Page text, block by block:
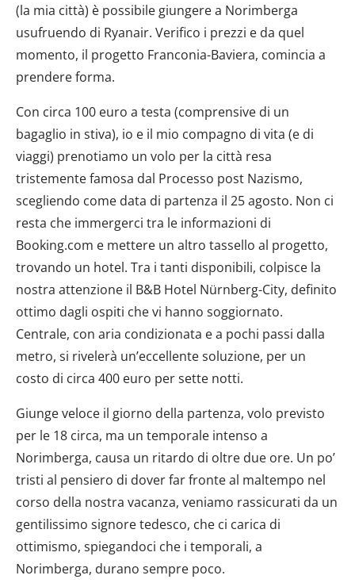
(la mia città) è possibile giungere a Norimberga
usufruendo di Ryanair. Verifico i prezzi e da quel
momento, il progetto Franconia-Baviera, comincia a
prendere forma.
Con circa 100 euro a testa (comprensive di un
bagaglio in stiva), io e il mio compagno di vita (e di
viaggi) prenotiamo un volo per la città resa
tristemente famosa dal Processo post Nazismo,
scegliendo come data di partenza il 25 agosto. Non ci
resta che immergerci tra le informazioni di
Booking.com e mettere un altro tassello al progetto,
trovando un hotel. Tra i tanti disponibili, colpisce la
nostra attenzione il B&B Hotel Nürnberg-City, definito
ottimo dagli ospiti che vi hanno soggiornato.
Centrale, con aria condizionata e a pochi passi dalla
metro, si rivelerà un’eccellente soluzione, per un
costo di circa 400 euro per sette notti.
Giunge veloce il giorno della partenza, volo previsto
per le 18 circa, ma un temporale intenso a
Norimberga, causa un ritardo di oltre due ore. Un po’
tristi al pensiero di dover far fronte al maltempo nel
corso della nostra vacanza, veniamo rassicurati da un
gentilissimo signore tedesco, che ci carica di
ottimismo, spiegandoci che i temporali, a
Norimberga, durano sempre poco.